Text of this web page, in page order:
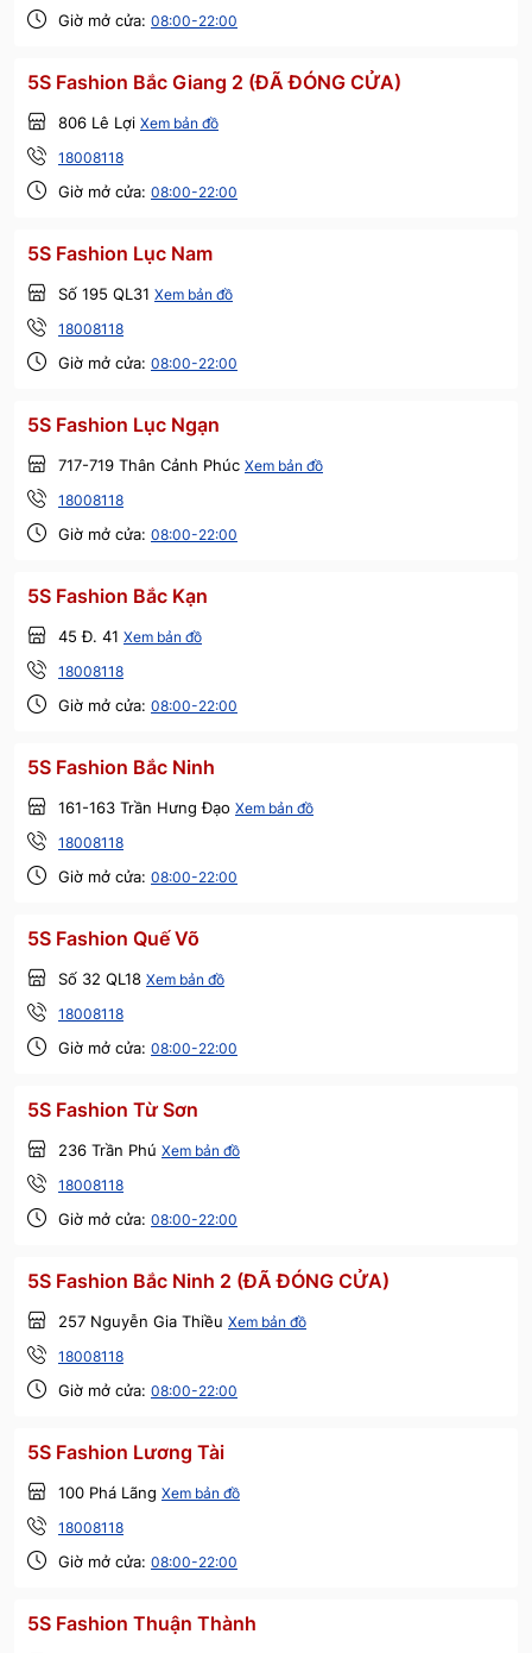
Giờ mở cửa: 08:00-22:00
5S Fashion Bắc Giang 2 (ĐÃ ĐÓNG CỬA)
806 Lê Lợi Xem bản đồ
18008118
Giờ mở cửa: 08:00-22:00
5S Fashion Lục Nam
Số 195 QL31 Xem bản đồ
18008118
Giờ mở cửa: 08:00-22:00
5S Fashion Lục Ngạn
717-719 Thân Cảnh Phúc Xem bản đồ
18008118
Giờ mở cửa: 08:00-22:00
5S Fashion Bắc Kạn
45 Đ. 41 Xem bản đồ
18008118
Giờ mở cửa: 08:00-22:00
5S Fashion Bắc Ninh
161-163 Trần Hưng Đạo Xem bản đồ
18008118
Giờ mở cửa: 08:00-22:00
5S Fashion Quế Võ
Số 32 QL18 Xem bản đồ
18008118
Giờ mở cửa: 08:00-22:00
5S Fashion Từ Sơn
236 Trần Phú Xem bản đồ
18008118
Giờ mở cửa: 08:00-22:00
5S Fashion Bắc Ninh 2 (ĐÃ ĐÓNG CỬA)
257 Nguyễn Gia Thiều Xem bản đồ
18008118
Giờ mở cửa: 08:00-22:00
5S Fashion Lương Tài
100 Phá Lãng Xem bản đồ
18008118
Giờ mở cửa: 08:00-22:00
5S Fashion Thuận Thành